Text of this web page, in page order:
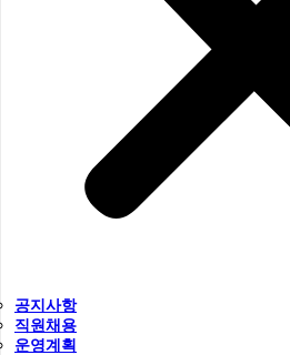
공지사항
직원채용
운영계획